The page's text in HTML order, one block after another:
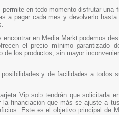
en todo momento disfrutar una
a pagar cada mes y devolverlo
encontrar en Media Markt podemos
el precio mínimo garantizado
de los productos, sin mayor
y de facilidades a todos
Vip solo tendrán que solicitarla
la financiación que más se ajuste a
Este es el objetivo principal de